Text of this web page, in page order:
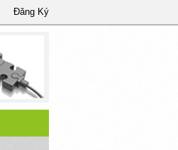
Đăng Ký